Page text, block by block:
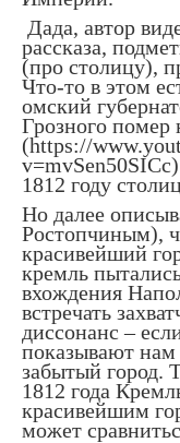
Дада, автор
рассказа,
(про столицу),
Что-то в этом
омский
Грозного
(https://
1812 году
Но далее
Ростопчиным),
красивейший
кремль
вхождения
встречать
диссонанс –
показывают
забытый город.
1812 года
красивейшим
может